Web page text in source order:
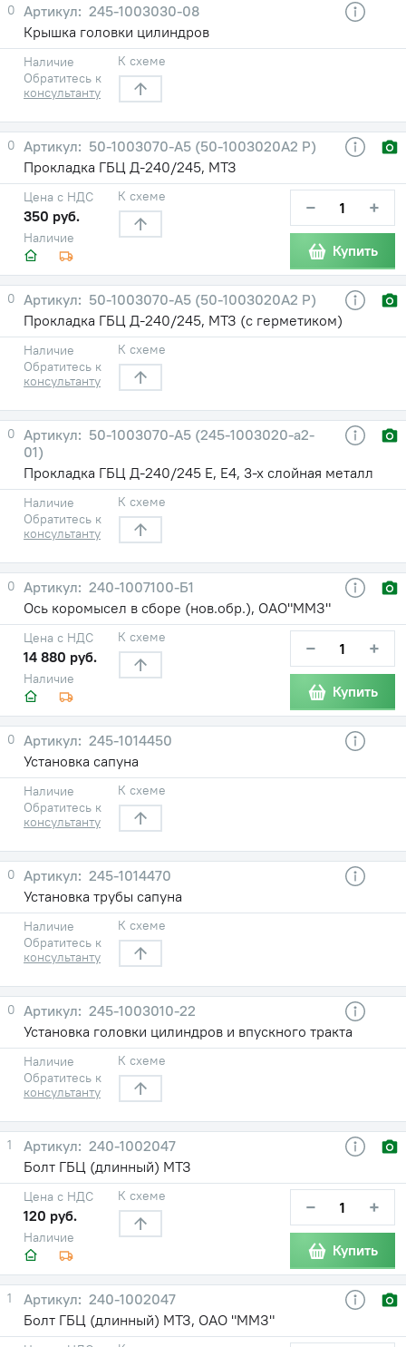
0
245-1003030-08
Крышка головки цилиндров
Наличие
Обратитесь к
консультанту
К схеме
0
50-1003070-А5 (50-1003020А2 Р)
Прокладка ГБЦ Д-240/245, МТЗ
Наличие
Цена с НДС
350 руб.
К схеме − +
Купить
0
50-1003070-А5 (50-1003020А2 Р)
Прокладка ГБЦ Д-240/245, МТЗ (с герметиком)
Наличие
Обратитесь к
консультанту
К схеме
0
50-1003070-А5 (245-1003020-а2-
01)
Прокладка ГБЦ Д-240/245 Е, Е4, 3-х слойная металл
Наличие
Обратитесь к
консультанту
К схеме
0
240-1007100-Б1
Ось коромысел в сборе (нов.обр.), ОАО"ММЗ"
Наличие
Цена с НДС
14 880 руб.
К схеме − +
Купить
0
245-1014450
Установка сапуна
Наличие
Обратитесь к
консультанту
К схеме
0
245-1014470
Установка трубы сапуна
Наличие
Обратитесь к
консультанту
К схеме
0
245-1003010-22
Установка головки цилиндров и впускного тракта
Наличие
Обратитесь к
консультанту
К схеме
1
240-1002047
Болт ГБЦ (длинный) МТЗ
Наличие
Цена с НДС
120 руб.
К схеме − +
Купить
1
240-1002047
Болт ГБЦ (длинный) МТЗ, ОАО "ММЗ"